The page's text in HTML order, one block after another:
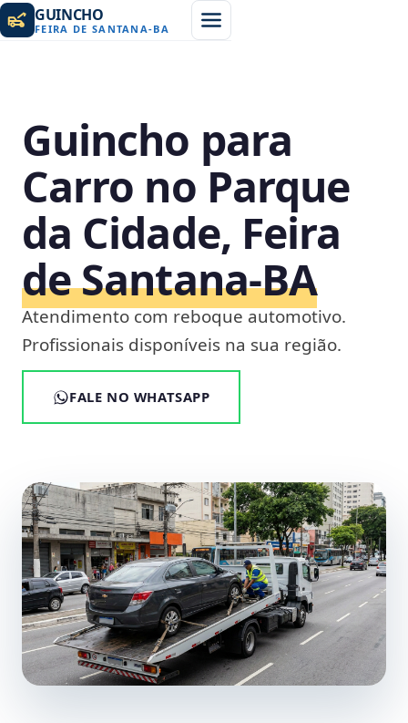
GUINCHO
FEIRA DE SANTANA-BA
Guincho para
Carro no Parque
da Cidade, Feira
de Santana‑BA
Atendimento com reboque automotivo.
Profissionais disponíveis na sua região.
FALE NO WHATSAPP